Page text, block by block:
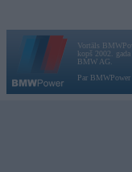
Vortāls
kopš 2002.
BMW AG.
Par BMWPower